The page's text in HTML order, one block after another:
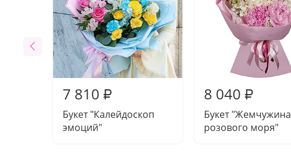
7 810 ₽
Букет "Калейдоскоп
эмоций"
8 040 ₽
Букет "Жемчужина
розового моря"